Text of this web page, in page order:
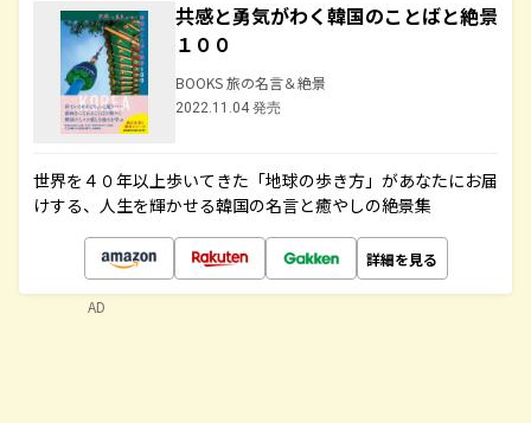
共感と勇気がわく韓国のことばと絶景
１００
BOOKS 旅の名言＆絶景
2022.11.04 発売
世界を４０年以上歩いてきた「地球の歩き方」があなたにお届
けする、人生を輝かせる韓国の名言と癒やしの絶景集
詳細を見る
AD